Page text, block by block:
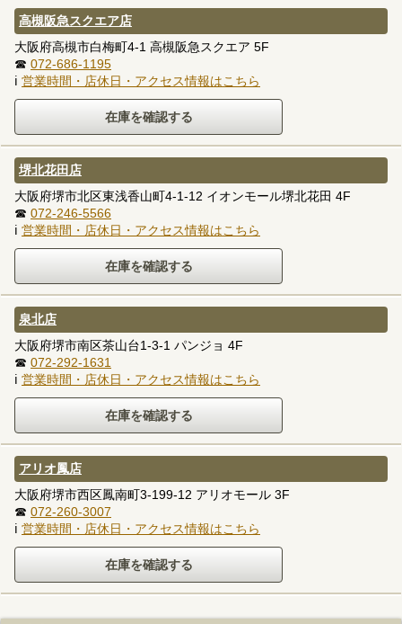
高槻阪急スクエア店
大阪府高槻市白梅町4-1 高槻阪急スクエア 5F
☎ 072-686-1195
ℹ 営業時間・店休日・アクセス情報はこちら
堺北花田店
大阪府堺市北区東浅香山町4-1-12 イオンモール堺北花田 4F
☎ 072-246-5566
ℹ 営業時間・店休日・アクセス情報はこちら
泉北店
大阪府堺市南区茶山台1-3-1 パンジョ 4F
☎ 072-292-1631
ℹ 営業時間・店休日・アクセス情報はこちら
アリオ鳳店
大阪府堺市西区鳳南町3-199-12 アリオモール 3F
☎ 072-260-3007
ℹ 営業時間・店休日・アクセス情報はこちら